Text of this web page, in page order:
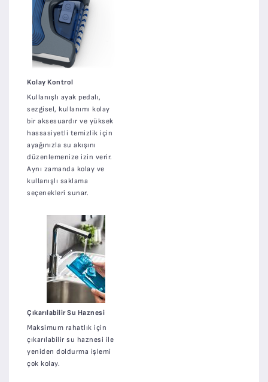
Kolay Kontrol
Kullanışlı ayak pedalı,
sezgisel, kullanımı kolay
bir aksesuardır ve yüksek
hassasiyetli temizlik için
ayağınızla su akışını
düzenlemenize izin verir.
Aynı zamanda kolay ve
kullanışlı saklama
seçenekleri sunar.
Çıkarılabilir Su Haznesi
Maksimum rahatlık için
çıkarılabilir su haznesi ile
yeniden doldurma işlemi
çok kolay.